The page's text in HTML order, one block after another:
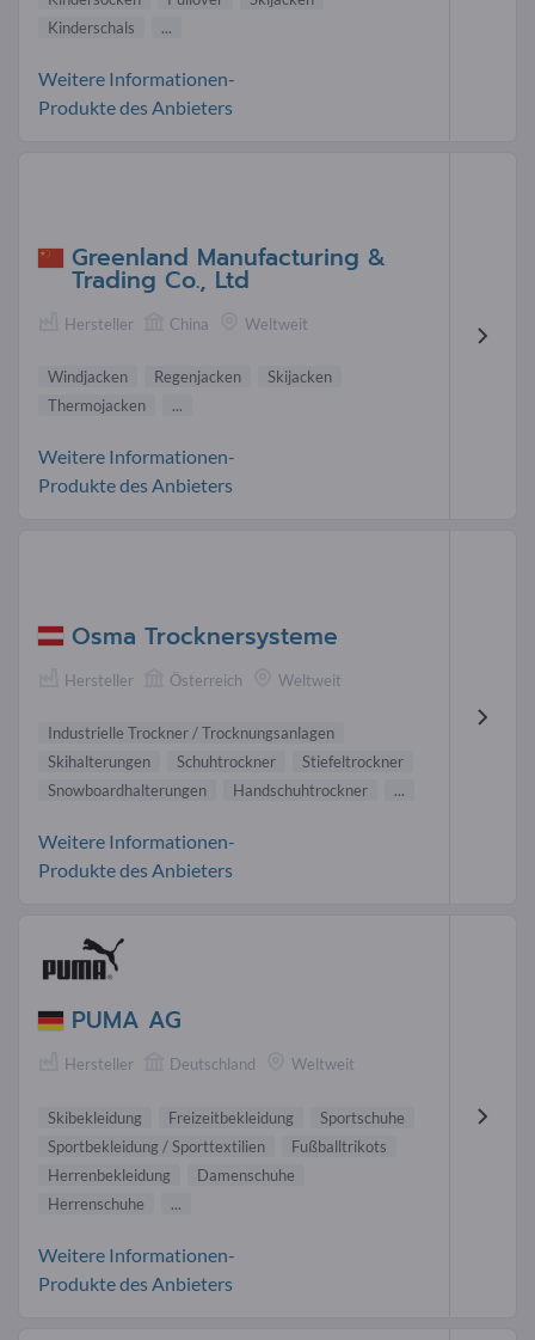
Kinderschals
...
Weitere Informationen-
Produkte des Anbieters
Greenland Manufacturing &
Trading Co., Ltd
Hersteller China Weltweit
Windjacken Regenjacken
Skijacken
Thermojacken
...
Weitere Informationen-
Produkte des Anbieters
Osma Trocknersysteme
Hersteller Österreich Weltweit
Industrielle Trockner / Trocknungsanlagen
Skihalterungen
Schuhtrockner
Stiefeltrockner
Snowboardhalterungen
Handschuhtrockner ...
Weitere Informationen-
Produkte des Anbieters
PUMA AG
Hersteller Deutschland Weltweit
Skibekleidung Freizeitbekleidung
Sportschuhe
Sportbekleidung / Sporttextilien
Fußballtrikots
Herrenbekleidung
Damenschuhe
Herrenschuhe
...
Weitere Informationen-
Produkte des Anbieters